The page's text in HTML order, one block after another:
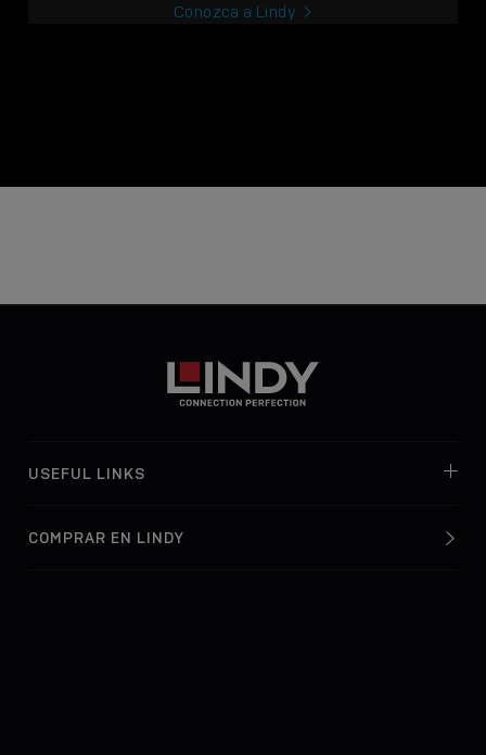
Conozca a Lindy
USEFUL LINKS
COMPRAR EN LINDY